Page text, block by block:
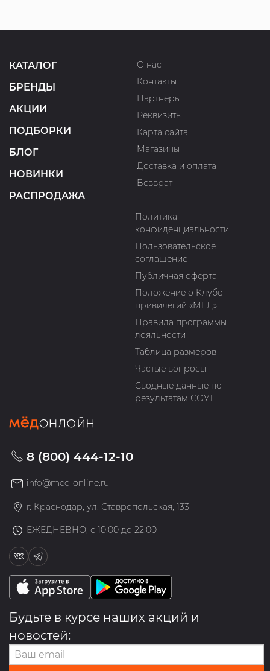
КАТАЛОГ
БРЕНДЫ
АКЦИИ
ПОДБОРКИ
БЛОГ
НОВИНКИ
РАСПРОДАЖА
О нас
Контакты
Партнеры
Реквизиты
Карта сайта
Магазины
Доставка и оплата
Возврат
Политика
конфиденциальности
Пользовательское
соглашение
Публичная оферта
Положение о Клубе
привилегий «МЁД»
Правила программы
лояльности
Таблица размеров
Частые вопросы
Сводные данные по
результатам СОУТ
8 (800) 444-12-10
info@med-online.ru
г. Краснодар, ул. Ставропольская, 133
ЕЖЕДНЕВНО, с 10:00 до 22:00
Будьте в курсе наших акций и
новостей: